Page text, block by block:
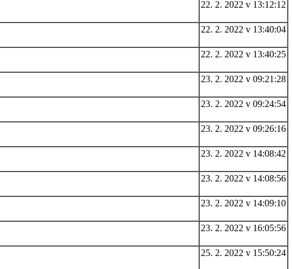
22. 2. 2022 v 13:12:12
22. 2. 2022 v 13:40:04
22. 2. 2022 v 13:40:25
23. 2. 2022 v 09:21:28
23. 2. 2022 v 09:24:54
23. 2. 2022 v 09:26:16
23. 2. 2022 v 14:08:42
23. 2. 2022 v 14:08:56
23. 2. 2022 v 14:09:10
23. 2. 2022 v 16:05:56
25. 2. 2022 v 15:50:24